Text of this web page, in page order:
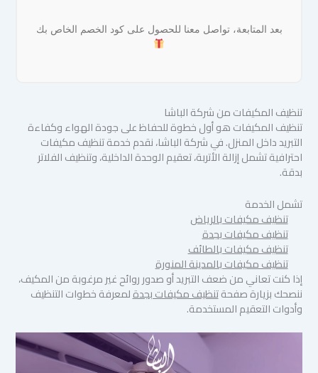
بعد المتابعة، تواصل معنا للحصول على كود الخصم الخاص بك
تنظيف المكيفات من شركة الباشا
تنظيف المكيفات هو أول خطوة للحفاظ على جودة الهواء وكفاءة
التبريد داخل المنزل. في شركة الباشا، نقدم خدمة تنظيف مكيفات
احترافية تشمل إزالة الأتربة، تعقيم الوحدة الداخلية، وتنظيف الفلاتر
بدقة.
تشمل الخدمة
تنظيف مكيفات بالرياض
تنظيف مكيفات بجدة
تنظيف مكيفات بالطائف
تنظيف مكيفات بالمدينة المنورة
إذا كنت تعاني من ضعف التبريد أو صدور روائح غير مرغوبة من المكيف،
ننصحك بزيارة صفحةتنظيف مكيفات بجدةلمعرفة خطوات التنظيف
وأدوات التعقيم المستخدمة.